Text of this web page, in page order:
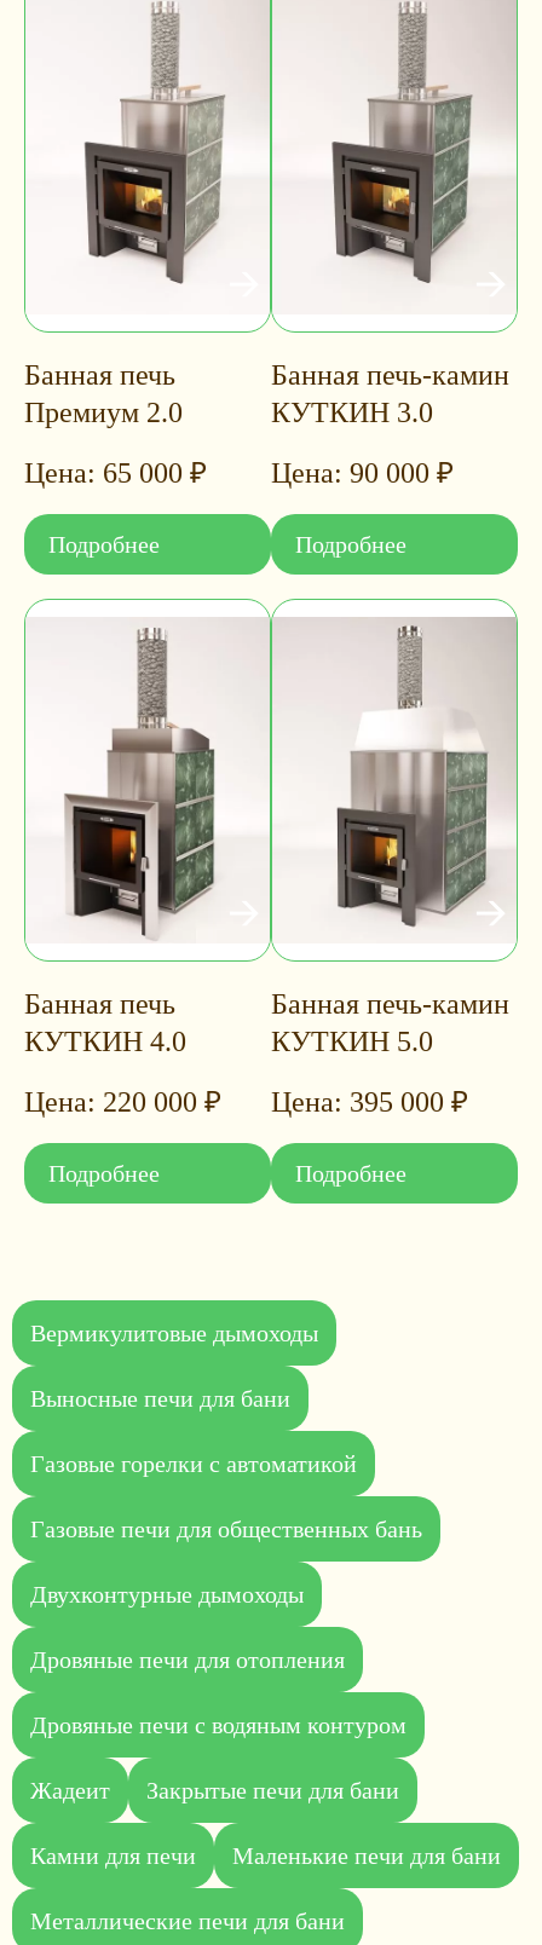
Банная печь
Премиум 2.0
65 000 ₽
Подробнее
Банная печь-камин
КУТКИН 3.0
90 000 ₽
Подробнее
Банная печь
КУТКИН 4.0
220 000 ₽
Подробнее
Банная печь-камин
КУТКИН 5.0
395 000 ₽
Подробнее
Вермикулитовые дымоходы
Выносные печи для бани
Газовые горелки с автоматикой
Газовые печи для общественных бань
Двухконтурные дымоходы
Дровяные печи для отопления
Дровяные печи с водяным контуром
Жадеит Закрытые печи для бани
Камни для печи Маленькие печи для бани
Металлические печи для бани